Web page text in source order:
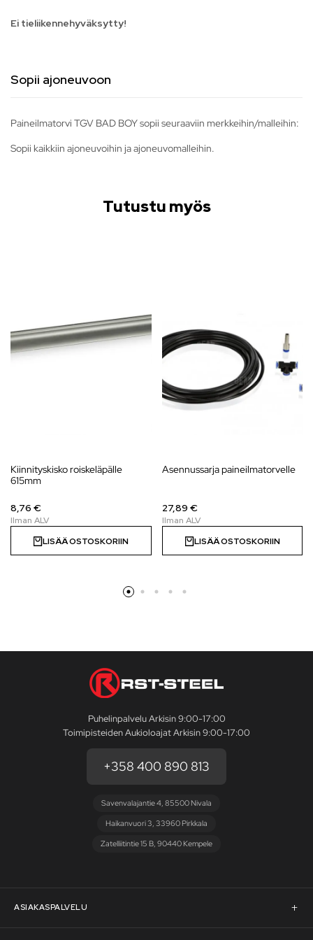
Ei tieliikennehyväksytty!
Sopii ajoneuvoon
Paineilmatorvi TGV BAD BOY sopii seuraaviin merkkeihin/malleihin:
Sopii kaikkiin ajoneuvoihin ja ajoneuvomalleihin.
Tutustu myös
Kiinnityskisko roiskeläpälle
615mm
8,76 €
LISÄÄ OSTOSKORIIN
Asennussarja paineilmatorvelle
27,89 €
LISÄÄ OSTOSKORIIN
Puhelinpalvelu Arkisin 9:00-17:00
Toimipisteiden Aukioloajat Arkisin 9:00-17:00
+358 400 890 813
Savenvalajantie 4, 85500 Nivala
Haikanvuori 3, 33960 Pirkkala
Zatelliitintie 15 B, 90440 Kempele
ASIAKASPALVELU